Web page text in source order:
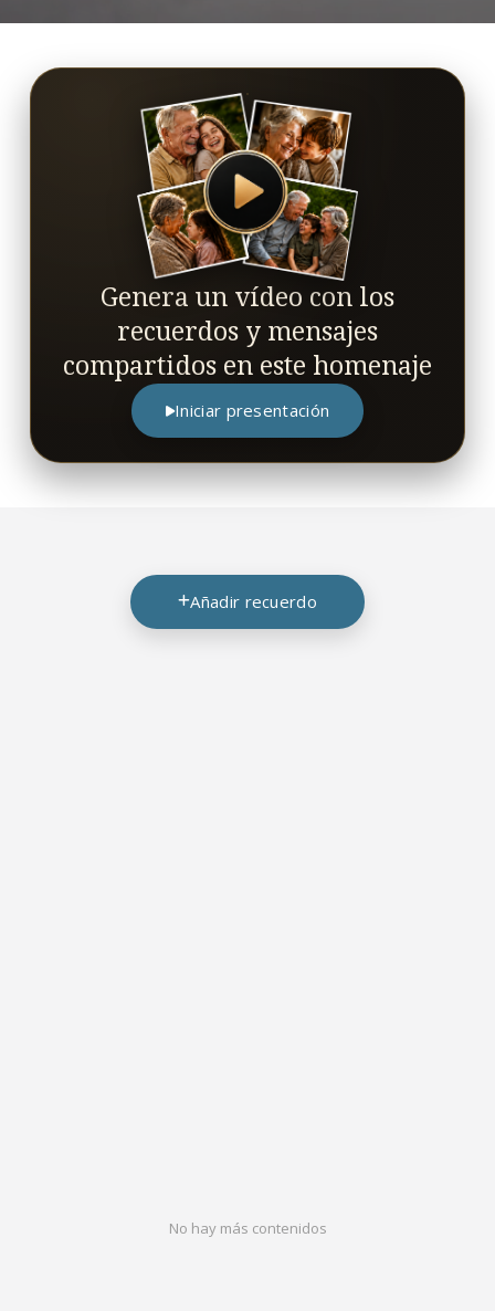
Genera un vídeo con los
recuerdos y mensajes
compartidos en este homenaje
Iniciar presentación
Añadir recuerdo
No hay más contenidos